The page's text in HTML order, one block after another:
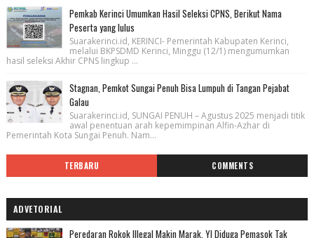
Pemkab Kerinci Umumkan Hasil Seleksi CPNS, Berikut Nama
Peserta yang lulus
Suarakerinci.id, KERINCI- Pemerintah Kabupaten Kerinci,
melalui BKPSDMD Kerinci, Minggu (12/1) mengumumkan
hasil seleksi Akhir CPNS lingkup ...
Stagnan, Pemkot Sungai Penuh Bisa Lumpuh di Tangan Pejabat
Galau
Suarakerinci.id, SUNGAI PENUH – Agustus 2025 menjadi titik
awal penentuan arah kepemimpinan Alfin-Azhar di
Pemerintah Kota Sungai Penuh. Nam...
TERBARU COMMENTS
ADVETORIAL
Peredaran Rokok Illegal Makin Marak, YI Diduga Pemasok Tak